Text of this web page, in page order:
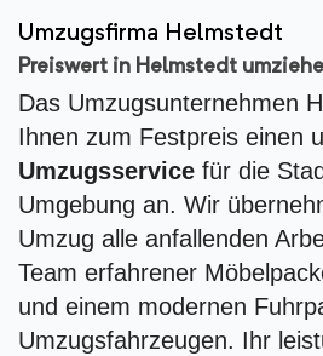
Umzugsfirma Helmstedt
Preiswert in Helmstedt
Das Umzugsunternehmen
Ihnen zum Festpreis einen
Umzugsservice für die
Umgebung an. Wir
Umzug alle anfallenden
Team erfahrener
und einem modernen
Umzugsfahrzeugen. Ihr